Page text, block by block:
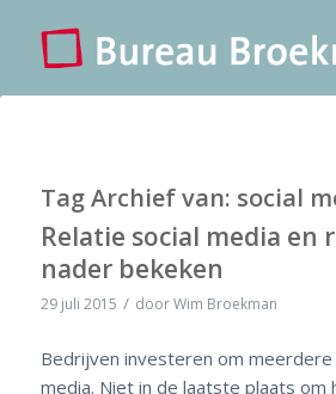
Tag Archief van: social
Relatie social media en
nader bekeken
29 juli 2015 / doorWim Broekman
Bedrijven investeren om meerdere
media. Niet in de laatste plaats om